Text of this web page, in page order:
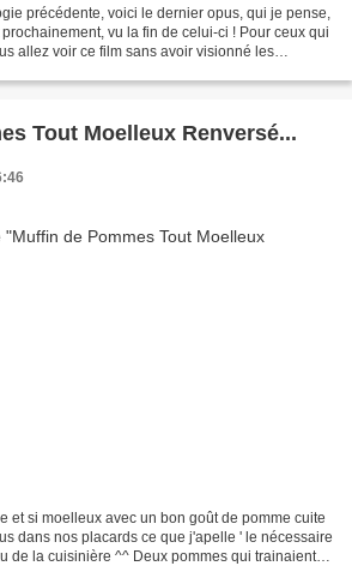
précédente, voici le dernier opus, qui je pense,
vu la fin de celui-ci ! Pour ceux qui
allez voir ce film sans avoir visionné les
Tout Moelleux Renversé...
et si moelleux avec un bon goût de pomme cuite
dans nos placards ce que j'apelle ' le nécessaire
de la cuisinière ^^ Deux pommes qui trainaient